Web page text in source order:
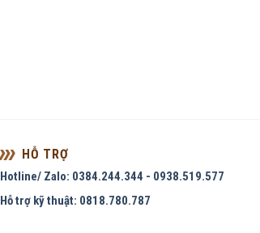
HỖ TRỢ
Hotline/ Zalo: 0384.244.344 - 0938.519.577
Hỗ trợ kỹ thuật: 0818.780.787